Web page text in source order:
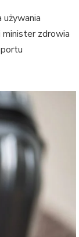
zdrowia